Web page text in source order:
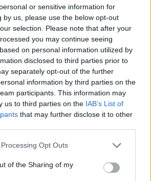
or sensitive information for
by us, please use the below opt-out
selection. Please note that after your
you may continue seeing
on personal information utilized by
disclosed to third parties prior to
separately opt-out of the further
information by third parties on the
participants. This information may
us to third parties on the IAB’s List of
that may further disclose it to other
Opt Outs
of the Sharing of my
Ιράν και Ομάν συμφώνησαν στη
εκκρεμούν κρίσιμες